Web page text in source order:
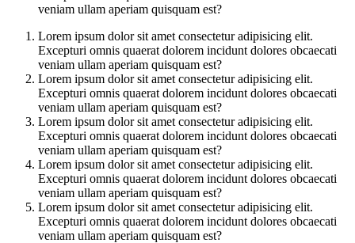
veniam ullam aperiam quisquam est?
Lorem ipsum dolor sit amet consectetur adipisicing elit.
Excepturi omnis quaerat dolorem incidunt dolores obcaecati
veniam ullam aperiam quisquam est?
Lorem ipsum dolor sit amet consectetur adipisicing elit.
Excepturi omnis quaerat dolorem incidunt dolores obcaecati
veniam ullam aperiam quisquam est?
Lorem ipsum dolor sit amet consectetur adipisicing elit.
Excepturi omnis quaerat dolorem incidunt dolores obcaecati
veniam ullam aperiam quisquam est?
Lorem ipsum dolor sit amet consectetur adipisicing elit.
Excepturi omnis quaerat dolorem incidunt dolores obcaecati
veniam ullam aperiam quisquam est?
Lorem ipsum dolor sit amet consectetur adipisicing elit.
Excepturi omnis quaerat dolorem incidunt dolores obcaecati
veniam ullam aperiam quisquam est?